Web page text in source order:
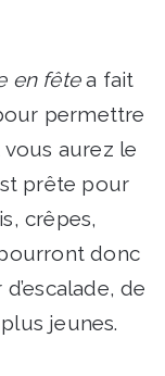
en fêtea fait
permettre
vous aurez le
prête pour
crêpes,
donc
de
jeunes.